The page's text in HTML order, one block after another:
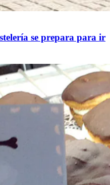
se prepara para ir